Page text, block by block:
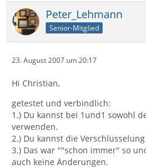
Peter_Lehmann
Senior-Mitglied
23. August 2007 um 20:17
Hi Christian,
getestet und verbindlich:
1.) Du kannst bei 1und1 sowohl
verwenden.
2.) Du kannst die
3.) Das war ""schon immer" so
auch keine Änderungen.